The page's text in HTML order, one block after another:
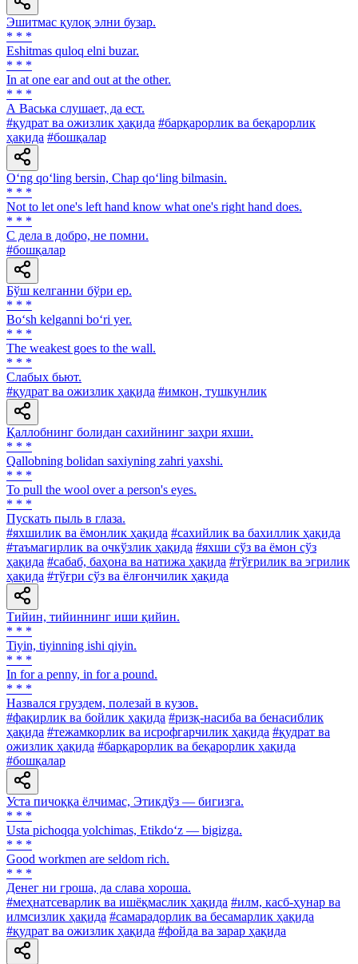
Эшитмас қулоқ элни бузар.
* * *
Eshitmas quloq elni buzar.
* * *
In at one ear and out at the other.
* * *
А Васька слушает, да ест.
#қудрат ва ожизлик ҳақида #барқарорлик ва беқарорлик
ҳақида #бошқалар
O‘ng qo‘ling bersin, Chap qo‘ling bilmasin.
* * *
Not to let one's left hand know what one's right hand does.
* * *
С дела в добро, не помни.
#бошқалар
Бўш келганни бўри ер.
* * *
Bo‘sh kelganni bo‘ri yer.
* * *
The weakest goes to the wall.
* * *
Слабых бьют.
#қудрат ва ожизлик ҳақида #имкон, тушкунлик
Қаллобнинг болидан сахийнинг заҳри яхши.
* * *
Qallobning bolidan saxiyning zahri yaxshi.
* * *
То pull the wool over a person's eyes.
* * *
Пускать пыль в глаза.
#яхшилик ва ёмонлик ҳақида #сахийлик ва бахиллик ҳақида
#таъмагирлик ва очкўзлик ҳақида #яхши сўз ва ёмон сўз
ҳақида #сабаб, баҳона ва натижа ҳақида #тўғрилик ва эгрилик
ҳақида #тўғри сўз ва ёлғончилик ҳақида
Тийин, тийиннинг иши қийин.
* * *
Tiyin, tiyinning ishi qiyin.
* * *
In for a penny, in for a pound.
* * *
Назвался груздем, полезай в кузов.
#фақирлик ва бойлик ҳақида #ризқ-насиба ва бенасиблик
ҳақида #тежамкорлик ва исрофгарчилик ҳақида #қудрат ва
ожизлик ҳақида #барқарорлик ва беқарорлик ҳақида
#бошқалар
Уста пичоққа ёлчимас, Этикдўз — бигизга.
* * *
Usta pichoqqa yolchimas, Etikdo‘z — bigizga.
* * *
Good workmen are seldom rich.
* * *
Денег ни гроша, да слава хороша.
#меҳнатсеварлик ва ишёқмаслик ҳақида #илм, касб-ҳунар ва
илмсизлик ҳақида #самарадорлик ва бесамарлик ҳақида
#қудрат ва ожизлик ҳақида #фойда ва зарар ҳақида